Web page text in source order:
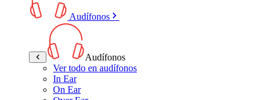
Audífonos
Audífonos
Ver todo en audífonos
In Ear
On Ear